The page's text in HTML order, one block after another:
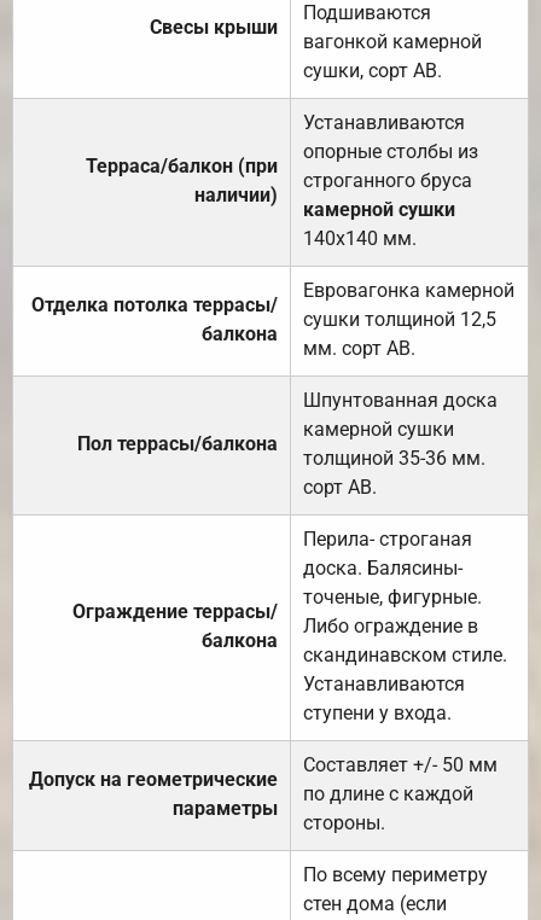
Свесы крыши
Подшиваются
вагонкой камерной
сушки, сорт АВ.
Терраса/балкон (при
наличии)
Устанавливаются
опорные столбы из
строганного бруса
камерной сушки
140х140 мм.
Отделка потолка террасы/
балкона
Евровагонка камерной
сушки толщиной 12,5
мм. сорт АВ.
Пол террасы/балкона
Шпунтованная доска
камерной сушки
толщиной 35-36 мм.
сорт АВ.
Ограждение террасы/
балкона
Перила- строганая
доска. Балясины-
точеные, фигурные.
Либо ограждение в
скандинавском стиле.
Устанавливаются
ступени у входа.
Допуск на геометрические
параметры
Составляет +/- 50 мм
по длине с каждой
стороны.
По всему периметру
стен дома (если